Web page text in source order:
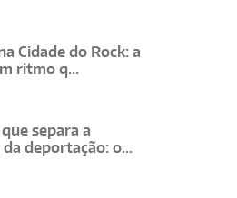
Cidade do Rock: a
ritmo q...
separa a
deportação: o...